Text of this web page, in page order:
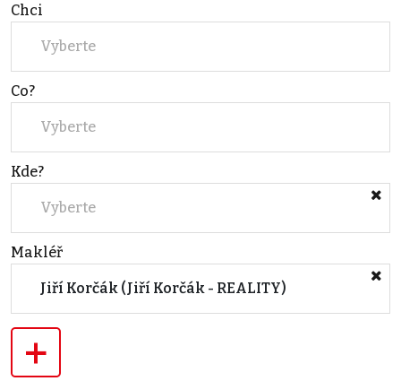
Chci
Vyberte
Co?
Vyberte
Kde?
Vyberte
Makléř
Jiří Korčák (Jiří Korčák - REALITY)
+